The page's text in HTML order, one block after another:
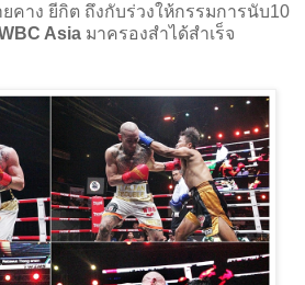
คาง ยีกิต ถึงกับร่วงให้กรรมการนับ10
Asia มาครองสำได้สำเร็จ